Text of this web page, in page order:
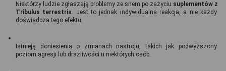
Niektórzy ludzie zgłaszają problemy ze snem po zażyciu suplementów z
Tribulus terrestris. Jest to jednak indywidualna reakcja, a nie każdy
doświadcza tego efektu.
Istnieją doniesienia o zmianach nastroju, takich jak podwyższony
poziom agresji lub drażliwości u niektórych osób.